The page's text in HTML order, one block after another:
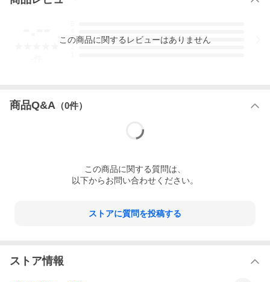
メーカーからのリニューアルにより、予告なく仕様(パッケージ・
転売による注文のキャンセルについて
つきましては転売や事故等の防止の為、キャンセル処理とさせて
同一のお客様による大量注文が複数あり、当社が禁止事項にあた
3
この商品に関するレビューはありません
商品Q&A （0件）
この商品に関する質問は、
以下からお問い合わせください。
ストアに質問を投稿する
ストア情報